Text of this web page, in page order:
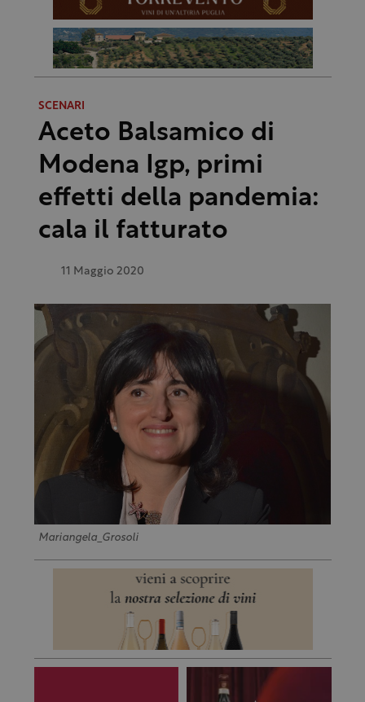
SCENARI
Aceto Balsamico di
Modena Igp, primi
effetti della pandemia:
cala il fatturato
11 Maggio 2020
Mariangela_Grosoli